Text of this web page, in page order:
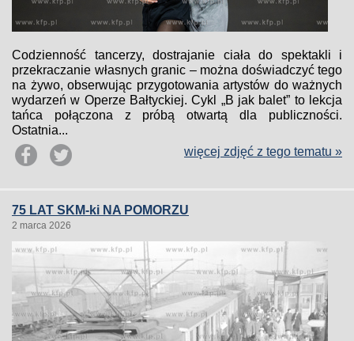
Codzienność tancerzy, dostrajanie ciała do spektakli i
przekraczanie własnych granic – można doświadczyć tego
na żywo, obserwując przygotowania artystów do ważnych
wydarzeń w Operze Bałtyckiej. Cykl „B jak balet” to lekcja
tańca połączona z próbą otwartą dla publiczności.
Ostatnia...
więcej zdjęć z tego tematu »
75 LAT SKM-ki NA POMORZU
2 marca 2026